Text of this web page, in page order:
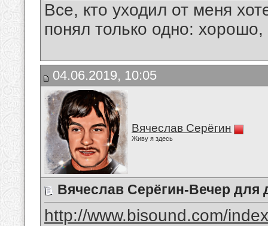
Все, кто уходил от меня
понял только одно:
04.06.2019, 10:05
Вячеслав Серёгин
Живу я здесь
Вячеслав Серёгин-Вечер для
http://www.bisound.com/